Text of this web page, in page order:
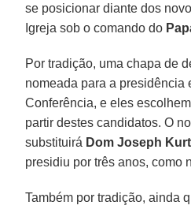
se posicionar diante dos
Igreja sob o comando do
Por tradição, uma chapa de
nomeada para a presidência
Conferência, e eles
partir destes candidatos. O
substituirá Dom Joseph
presidiu por três anos, como
Também por tradição, ainda